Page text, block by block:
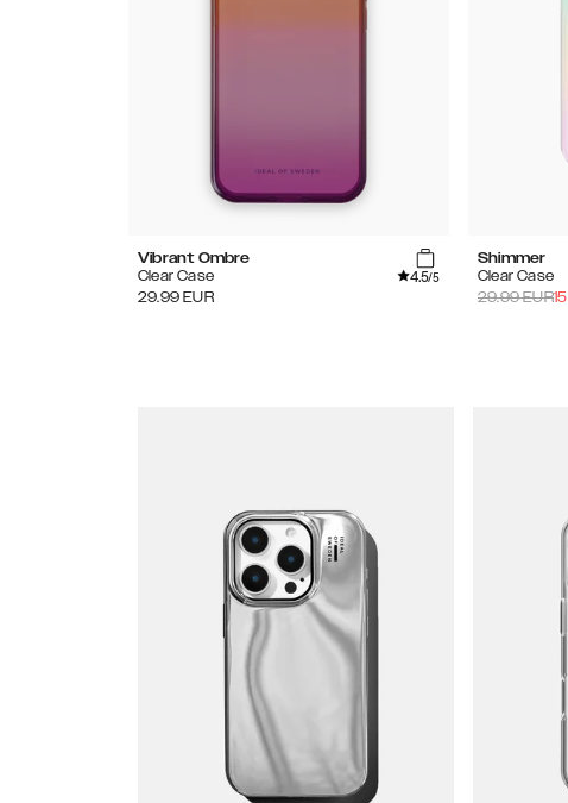
Vibrant Ombre
Clear Case
4.5/5
29.99 EUR
Shimmer
Clear Case
29.99EUR15